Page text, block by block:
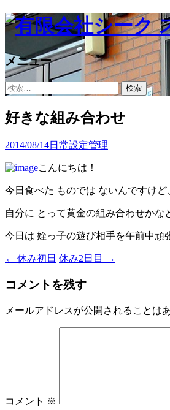
メニュー
コ
ン
テ
ン
へ
ス
ッ
検
索:
好きな組み合わせ
2014/08/14日常設定管理
こんにちは！
今日食べた ものでは ないんですけど
自分に とって黄金の組み合わせかな
今日は 姪っ子の遊び相手を午前中
投
稿
ョ
← 休み初日 休み2日目 →
コメントを残す
メールアドレスが公開されることは
コメント ※